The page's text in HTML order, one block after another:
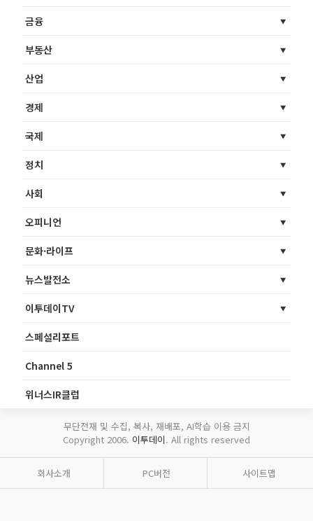
금융
부동산
산업
경제
국제
정치
사회
오피니언
문화·라이프
뉴스발전소
이투데이TV
스페셜리포트
Channel 5
위너스IR클럽
무단전재 및 수집, 복사, 재배포, AI학습 이용 금지
Copyright 2006. 이투데이. All rights reserved
회사소개 PC버전 사이트맵